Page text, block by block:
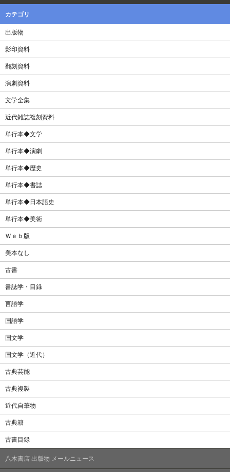
カテゴリ
出版物
影印資料
翻刻資料
演劇資料
文学全集
近代雑誌複刻資料
単行本◆文学
単行本◆演劇
単行本◆歴史
単行本◆書誌
単行本◆日本語史
単行本◆美術
Ｗｅｂ版
美本なし
古書
書誌学・目録
言語学
国語学
国文学
国文学（近代）
古典芸能
古典複製
近代自筆物
古典籍
古書目録
八木書店 出版物 メールニュース